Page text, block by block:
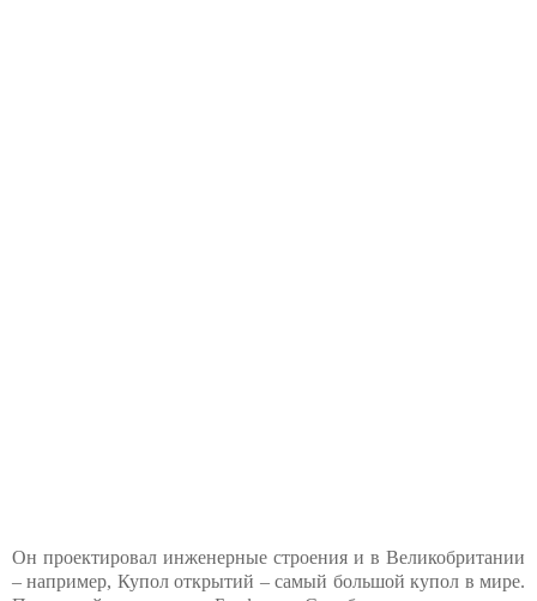
Он проектировал инженерные строения и в Великобритании
– например, Купол открытий – самый большой купол в мире.